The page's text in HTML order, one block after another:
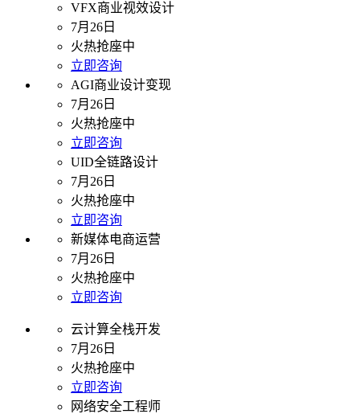
VFX商业视效设计
7月26日
火热抢座中
立即咨询
AGI商业设计变现
7月26日
火热抢座中
立即咨询
UID全链路设计
7月26日
火热抢座中
立即咨询
新媒体电商运营
7月26日
火热抢座中
立即咨询
云计算全栈开发
7月26日
火热抢座中
立即咨询
网络安全工程师